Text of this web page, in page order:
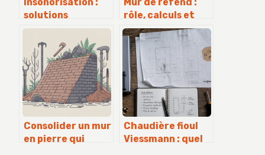
solutions
efficaces pour
retrouver le
calme chez vous
rôle, calculs et
règles à connaître
pour vos travaux
Consolider un mur
en pierre qui
Chaudière fioul
Viessmann : quel